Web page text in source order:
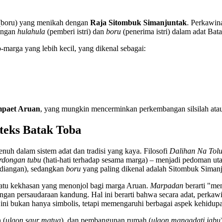
yang menikah dengan Raja Sitombuk Simanjuntak.
hulahula (pemberi istri) dan boru (penerima istri) dalam adat
yang lebih kecil, yang dikenal sebagai:
Aruan, yang mungkin mencerminkan perkembangan silsilah
Batak Toba
dalam sistem adat dan tradisi yang kaya. Filosofi Dalihan Na Tolu
tubu (hati-hati terhadap sesama marga) – menjadi pedoman
sedangkan boru yang paling dikenal adalah Sitombuk
kekhasan yang menonjol bagi marga Aruan. Marpadan berarti
persaudaraan kandung. Hal ini berarti bahwa secara adat,
bukan hanya simbolis, tetapi memengaruhi berbagai aspek
(ulaon saur matua), dan pembangunan rumah (ulaon mangadati jabu